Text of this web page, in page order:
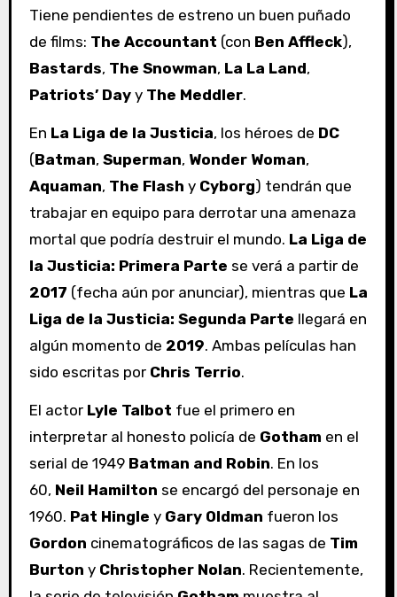
Tiene pendientes de estreno un buen puñado
de films: The Accountant (con Ben Affleck),
Bastards, The Snowman, La La Land,
Patriots’ Dayy The Meddler.
En La Liga de la Justicia, los héroes de DC
(Batman, Superman, Wonder Woman,
Aquaman, The Flash y Cyborg) tendrán que
trabajar en equipo para derrotar una amenaza
mortal que podría destruir el mundo. La Liga de
la Justicia: Primera Parte se verá a partir de
2017 (fecha aún por anunciar), mientras que La
Liga de la Justicia: Segunda Parte llegará en
algún momento de 2019. Ambas películas han
sido escritas por Chris Terrio.
El actor Lyle Talbot fue el primero en
interpretar al honesto policía de Gotham en el
serial de 1949 Batman and Robin. En los
60, Neil Hamilton se encargó del personaje en
1960. Pat Hingle y Gary Oldman fueron los
Gordon cinematográficos de las sagas de Tim
Burton y Christopher Nolan. Recientemente,